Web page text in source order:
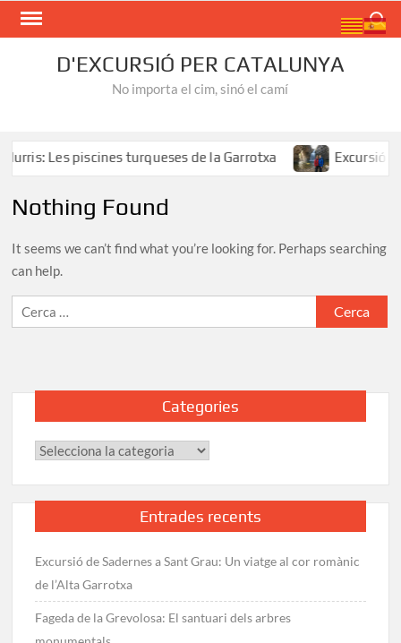
Skip
D'EXCURSIÓ PER CATALUNYA
No importa el cim, sinó el camí
Les piscines turqueses de la Garrotxa Excursió al
Nothing Found
It seems we can’t find what you’re looking for. Perhaps searching
can help.
Cerca:
Categories
Categories
Entrades recents
Excursió de Sadernes a Sant Grau: Un viatge al cor romànic
de l’Alta Garrotxa
Fageda de la Grevolosa: El santuari dels arbres